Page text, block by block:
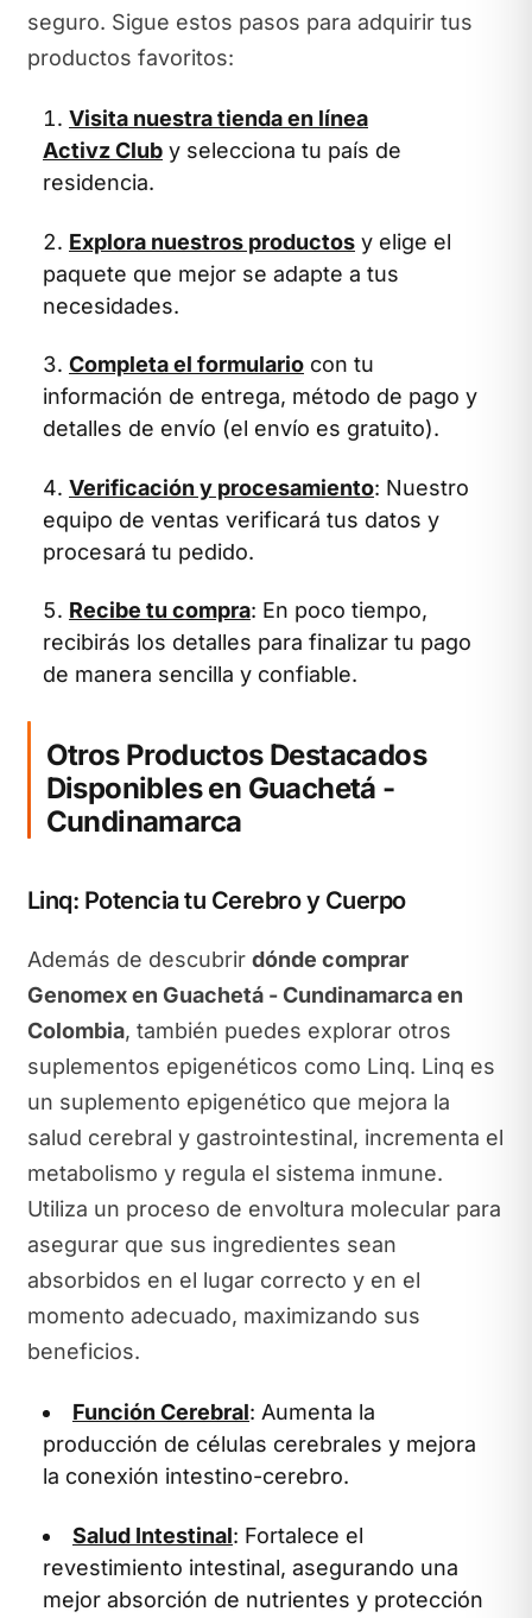
seguro. Sigue estos pasos para adquirir tus
productos favoritos:
Visita nuestra tienda en línea
Activz Club y selecciona tu país de
residencia.
Explora nuestros productos y elige el
paquete que mejor se adapte a tus
necesidades.
Completa el formulario con tu
información de entrega, método de pago y
detalles de envío (el envío es gratuito).
Verificación y procesamiento: Nuestro
equipo de ventas verificará tus datos y
procesará tu pedido.
Recibe tu compra: En poco tiempo,
recibirás los detalles para finalizar tu pago
de manera sencilla y confiable.
Otros Productos Destacados
Disponibles en Guachetá -
Cundinamarca
Linq: Potencia tu Cerebro y Cuerpo
Además de descubrir dónde comprar
Genomex en Guachetá - Cundinamarca en
Colombia, también puedes explorar otros
suplementos epigenéticos como Linq. Linq es
un suplemento epigenético que mejora la
salud cerebral y gastrointestinal, incrementa el
metabolismo y regula el sistema inmune.
Utiliza un proceso de envoltura molecular para
asegurar que sus ingredientes sean
absorbidos en el lugar correcto y en el
momento adecuado, maximizando sus
beneficios.
Función Cerebral: Aumenta la
producción de células cerebrales y mejora
la conexión intestino-cerebro.
Salud Intestinal: Fortalece el
revestimiento intestinal, asegurando una
mejor absorción de nutrientes y protección